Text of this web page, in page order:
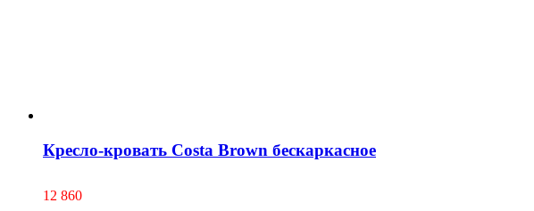
Кресло-кровать Costa Brown бескаркасное
12 860